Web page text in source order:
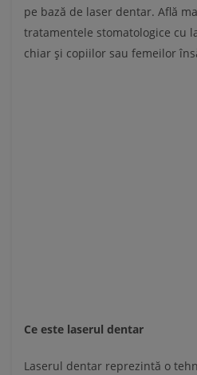
pe bază de laser dentar. Află
tratamentele stomatologice cu
chiar și copiilor sau femeilor
Ce este laserul dentar
Laserul dentar reprezintă o